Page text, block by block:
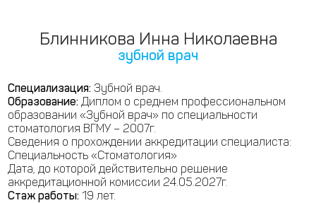
Блинникова Инна Николаевна
зубной врач
Специализация: Зубной врач.
Образование: Диплом о среднем профессиональном
образовании «Зубной врач» по специальности
стоматология ВГМУ – 2007г.
Сведения о прохождении аккредитации специалиста:
Специальность «Стоматология»
Дата, до которой действительно решение
аккредитационной комиссии 24.05.2027г.
Стаж работы: 19 лет.